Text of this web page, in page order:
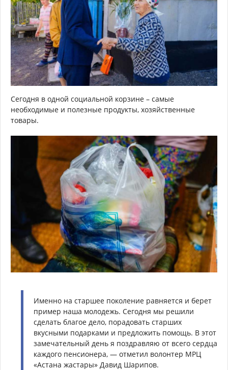
Сегодня в одной социальной корзине – самые
необходимые и полезные продукты, хозяйственные
товары.
Именно на старшее поколение равняется и берет
пример наша молодежь. Сегодня мы решили
сделать благое дело, порадовать старших
вкусными подарками и предложить помощь. В этот
замечательный день я поздравляю от всего сердца
каждого пенсионера, — отметил волонтер МРЦ
«Астана жастары» Давид Шарипов.